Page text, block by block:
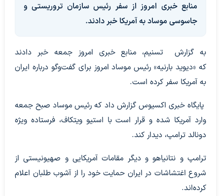
منابع خبری امروز از سفر رئیس سازمان تروریستی و
جاسوسی موساد به آمریکا خبر دادند.
به گزارش تسنیم، منابع خبری امروز جمعه خبر دادند
که «دیوید بارنیه» رئیس موساد امروز برای گفت‌وگو درباره ایران
به آمریکا سفر کرده است.
پایگاه خبری اکسیوس گزارش داد که رئیس موساد صبح جمعه
وارد آمریکا شده و قرار است با استیو ویتکاف، فرستاده ویژه
دونالد ترامپ، دیدار کند.
ترامپ و نتانیاهو و دیگر مقامات آمریکایی و صهیونیستی از
شروع اغتشاشات در ایران حمایت خود را از آشوب طلبان اعلام
کرده‌اند.